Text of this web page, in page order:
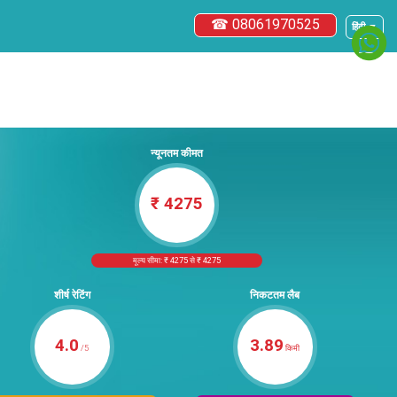
हिंदी ▼
☎ 08061970525
न्यूनतम कीमत
₹ 4275
मूल्य सीमा: ₹ 4275 से ₹ 4275
शीर्ष रेटिंग
4.0 /5
निकटतम लैब
3.89 किमी